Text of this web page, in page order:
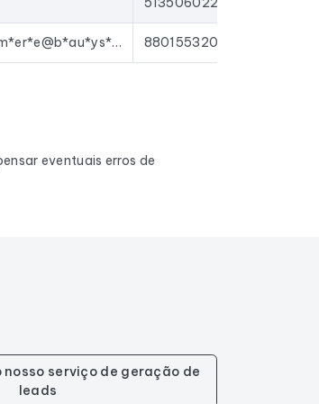
e-com*er*e@b*au*ys*cc*ss.*r 88015532000018
eventuais erros de
nosso serviço de geração de
leads